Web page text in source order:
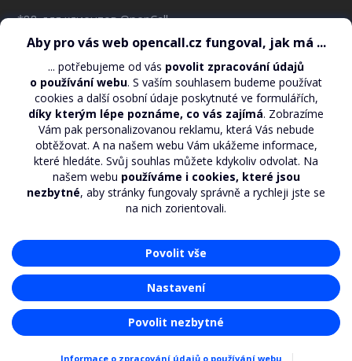
*88 для клиентов OpenCall
СЕЙЧАС НА СЧЕТУ:
*110*#
EMAIL:
support@opencall.cz
АДРЕС ДЛЯ ПЕРЕПИСКИ:
O2 Czech Republic, a.s. – OpenCall
Za Brumlovkou 2/266
© 2026 OpenCall. Made by Czech digital